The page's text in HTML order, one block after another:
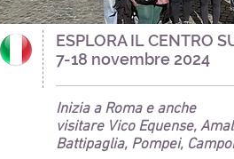
ESPLORA IL CENTRO
7-18 novembre 2024
Inizia a Roma e anche
visitare Vico Equense,
Battipaglia, Pompei,